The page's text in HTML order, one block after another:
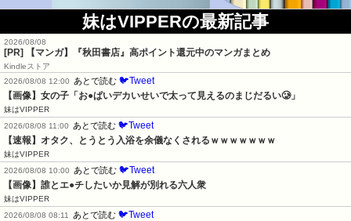
妹はVIPPERの最新記事
2026/08/08
[PR] 【マンガ】『秋田書店』高ポイント還元中のマンガまとめ
Kindleストア
2026/08/08 12:00
あとで読む 🐦Tweet
【画像】女の子「お●ぱいデカいせいで太って見えるのまじだるい🥲」
妹はVIPPER
2026/08/08 11:00
あとで読む 🐦Tweet
【速報】オタク、とうとう入浴を余儀なくされるｗｗｗｗｗｗｗ
妹はVIPPER
2026/08/08 10:00
あとで読む 🐦Tweet
【画像】誰とエ●チしたいか見解が別れる六人衆
妹はVIPPER
2026/08/08 08:11
あとで読む 🐦Tweet